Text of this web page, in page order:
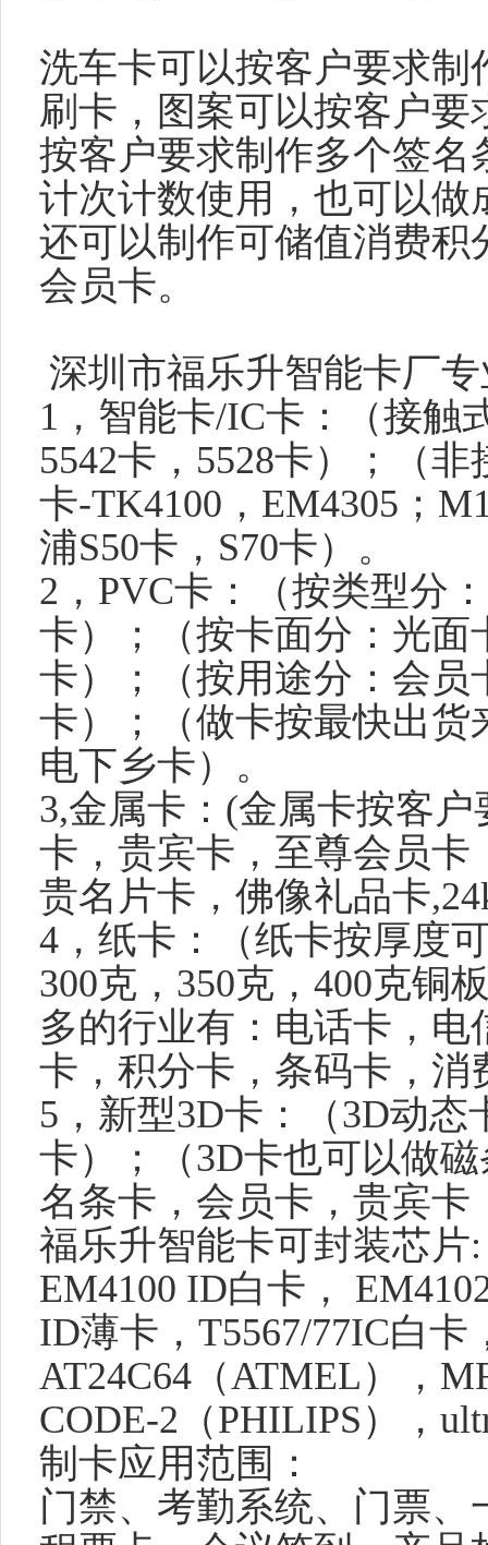
洗车卡可以按客户要求制
刷卡，图案可以按客户
按客户要求制作多个签
计次计数使用，也可以
还可以制作可储值消费积
会员卡。
深圳市福乐升智能卡厂
1 ，智能卡/IC卡：（接触
5542卡， 5528卡）；（非
卡-TK4100 ， EM4305 ；
浦S50卡， S70卡）。
2 ， PVC卡：（按类型分
卡）；（按卡面分：光
卡）；（按用途分：会
卡）；（做卡按最快出
电下乡卡）。
3,金属卡： (金属卡按客户
卡，贵宾卡，至尊会员
贵名片卡，佛像礼品卡
4 ，纸卡：（纸卡按厚度
300克 ， 350克 ， 400克铜
多的行业有：电话卡，
卡，积分卡，条码卡，消
5 ，新型3D卡：（3D动态
卡）；（3D卡也可以做
名条卡，会员卡，贵宾卡
福乐升智能卡可封装芯片:
EM4100 ID白卡，
ID薄卡， T5567/77IC白卡
AT24C64 （ATMEL），
CODE-2 （PHILIPS），
制卡应用范围：
门禁、考勤系统、门票